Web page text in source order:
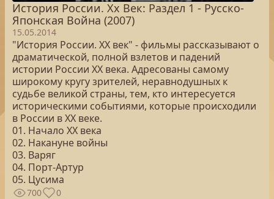
История России. Хх Век: Раздел 1 - Русско-
Японская Война (2007)
15.05.2014
"История России. XX век" - фильмы рассказывают о
драматической, полной взлетов и падений
истории России XX века. Адресованы самому
широкому кругу зрителей, неравнодушных к
судьбе великой страны, тем, кто интересуется
историческими событиями, которые происходили
в России в XX веке.
01. Начало XX века
02. Накануне войны
03. Варяг
04. Порт-Артур
05. Цусима
700 0